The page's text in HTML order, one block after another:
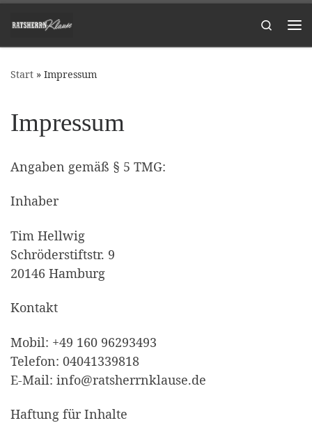
Zum Inhalt springen
Search
Start » Impressum
Impressum
Angaben gemäß § 5 TMG:
Inhaber
Tim Hellwig
Schröderstiftstr. 9
20146 Hamburg
Kontakt
Mobil: +49 160 96293493
Telefon: 04041339818
E-Mail: info@ratsherrnklause.de
Haftung für Inhalte